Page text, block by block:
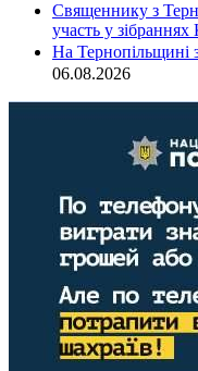
Священнику з
участь у зібраннях
На Тернопільщині
06.08.2026